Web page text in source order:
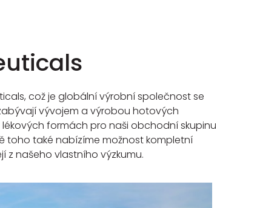
což je globální výrobní společnost se
vývojem a výrobou hotových
formách pro naši obchodní skupinu
toho také nabízíme možnost kompletní
z našeho vlastního výzkumu.